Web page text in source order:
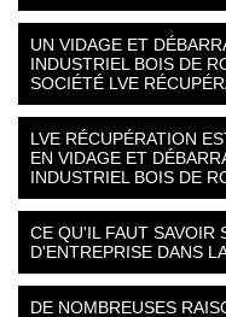
UN VIDAGE ET
INDUSTRIEL BOIS DE
SOCIÉTÉ LVE
LVE RÉCUPÉRATION
EN VIDAGE ET
INDUSTRIEL BOIS DE
CE QU'IL FAUT SAVOIR
D'ENTREPRISE DANS
DE NOMBREUSES